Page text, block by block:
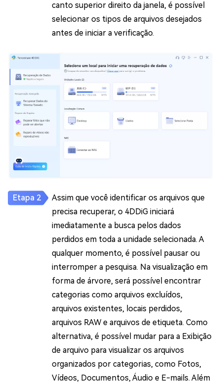
canto superior direito da janela, é possível
selecionar os tipos de arquivos desejados
antes de iniciar a verificação.
Assim que você identificar os arquivos que
precisa recuperar, o 4DDiG iniciará
imediatamente a busca pelos dados
perdidos em toda a unidade selecionada. A
qualquer momento, é possível pausar ou
interromper a pesquisa. Na visualização em
forma de árvore, será possível encontrar
categorias como arquivos excluídos,
arquivos existentes, locais perdidos,
arquivos RAW e arquivos de etiqueta. Como
alternativa, é possível mudar para a Exibição
de arquivo para visualizar os arquivos
organizados por categorias, como Fotos,
Vídeos, Documentos, Áudio e E-mails. Além